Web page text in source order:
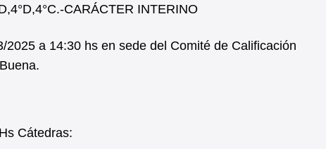
CARÁCTER INTERINO
a 14:30 hs en sede del Comité de Calificación
Cátedras: